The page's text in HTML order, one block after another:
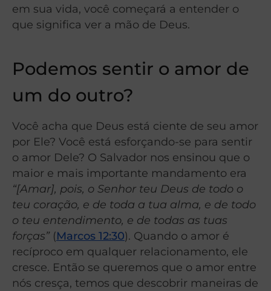
em sua vida, você começará a entender o
que significa ver a mão de Deus.
Podemos sentir o amor de
um do outro?
Você acha que Deus está ciente de seu amor
por Ele? Você está esforçando-se para sentir
o amor Dele? O Salvador nos ensinou que o
maior e mais importante mandamento era
“[Amar], pois, o Senhor teu Deus de todo o
teu coração, e de toda a tua alma, e de todo
o teu entendimento, e de todas as tuas
forças” (Marcos 12:30). Quando o amor é
recíproco em qualquer relacionamento, ele
cresce. Então se queremos que o amor entre
nós cresça, temos que descobrir maneiras de